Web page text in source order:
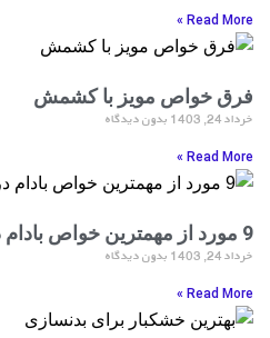
Read More »
فرق خواص مویز با کشمش
خرداد 24, 1403 بدون دیدگاه
Read More »
9 مورد از مهمترین خواص بادام درختی
خرداد 24, 1403 بدون دیدگاه
Read More »